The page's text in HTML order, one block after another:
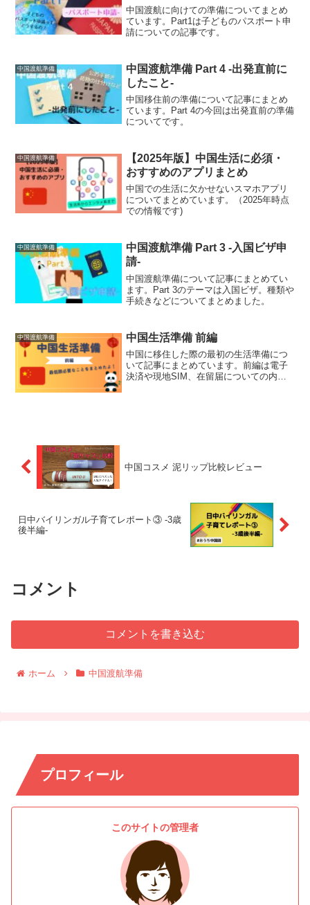
中国渡航に向けての準備についてまとめ
ています。Part1は子どものパスポート申
請についての記事です。
中国渡航準備
中国渡航準備 Part 4 -出発直前に
したこと-
中国移住前の準備について記事にまとめ
ています。Part 4の今回は出発直前の準備
についてです。
中国渡航準備
【2025年版】中国生活に必須・
おすすめのアプリまとめ
中国での生活に欠かせないスマホアプリ
についてまとめています。（2025年時点
での情報です)
中国渡航準備
中国渡航準備 Part 3 -入国ビザ申
請-
中国渡航準備について記事にまとめてい
ます。Part 3のテーマは入国ビザ。種類や
手続きなどについてまとめました。
中国渡航準備 中国生活準備 前編
中国に移住した際の最初の生活準備につ
いて記事にまとめています。前編は電子
決済や現地SIM、在留届についての内容
中国コスメ 泥リップ比較レビュー
日中バイリンガル子育てレポート③ -3歳
後半編-
コメント
コメントを書き込む
ホーム 中国渡航準備
プロフィール
このサイトの管理者